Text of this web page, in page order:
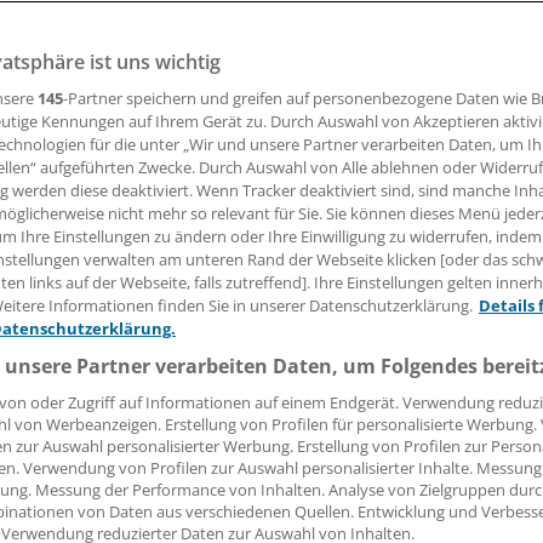
14:20 Uhr
hat sich im 4. Quartal 2015 besser als erwartet
schwache Prognose für das neue Geschäftsjahr
stellte am Dienstag einen Umsatz zwischen 49 und 51
in Aussicht und damit nur wenig mehr als die 48,9
erreicht wurden.
ist uns wichtig
145-Partner speichern und greifen auf personenbezogene Daten wie
Kennungen auf Ihrem Gerät zu. Durch Auswahl von Akzeptieren
für die unter „Wir und unsere Partner verarbeiten Daten, um
aufgeführten Zwecke. Durch Auswahl von Alle ablehnen oder
werden diese deaktiviert. Wenn Tracker deaktiviert sind, sind manche
nicht mehr so relevant für Sie. Sie können dieses Menü
Ihre Einstellungen zu ändern oder Ihre Einwilligung zu widerrufen, indem
verwalten am unteren Rand der Webseite klicken [oder das
links auf der Webseite, falls zutreffend]. Ihre Einstellungen gelten
Informationen finden Sie in unserer Datenschutzerklärung. Details
Partner verarbeiten Daten, um Folgendes
oder Zugriff auf Informationen auf einem Endgerät. Verwendung
von Werbeanzeigen. Erstellung von Profilen für personalisierte
zur Auswahl personalisierter Werbung. Erstellung von Profilen zur
Verwendung von Profilen zur Auswahl personalisierter Inhalte.
Messung der Performance von Inhalten. Analyse von Zielgruppen
von Daten aus verschiedenen Quellen. Entwicklung und
reduzierter Daten zur Auswahl von Inhalten.